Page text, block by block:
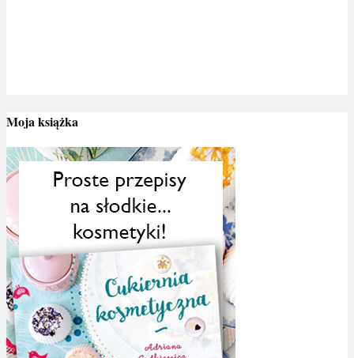
Moja książka